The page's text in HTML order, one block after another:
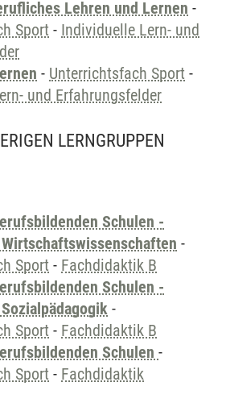
Lehren und Lernen -
Sport - Individuelle Lern- und
- Unterrichtsfach Sport -
und Erfahrungsfelder
LERNGRUPPEN
Schulen -
-
Sport - Fachdidaktik B
Schulen -
-
Sport - Fachdidaktik B
Schulen -
Sport - Fachdidaktik